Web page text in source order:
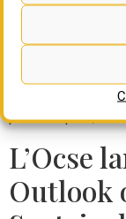
E’ in
stampa di
dedicata
Salvini, ministro
Leopoldo Destro,
per i Trasporti, la
L’Ocse
Outlook